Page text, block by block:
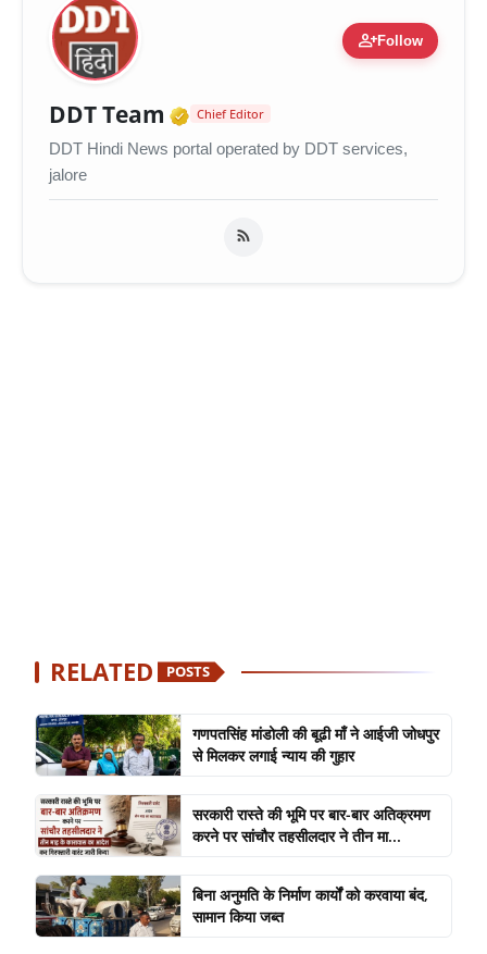
person_addFollow
DDT Team Verified Media or
Chief Editor
DDT Hindi News portal operated by DDT services,
jalore
RELATED POSTS
गणपतसिंह मांडोली की बूढी माँ ने आईजी जोधपुर
से मिलकर लगाई न्याय की गुहार
सरकारी रास्ते की भूमि पर बार-बार अतिक्रमण
करने पर सांचौर तहसीलदार ने तीन मा...
बिना अनुमति के निर्माण कार्यों को करवाया बंद,
सामान किया जब्त